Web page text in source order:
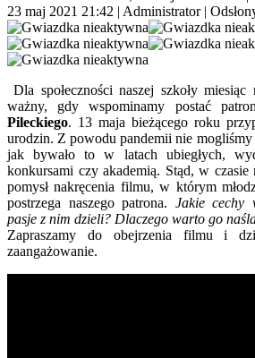
23 maj 2021 21:42 | Administrator|
Dla społeczności naszej szkoły
ważny, gdy wspominamy postać
Pileckiego. 13 maja bieżącego roku
urodzin. Z powodu pandemii nie
jak bywało to w latach ubiegłych,
konkursami czy akademią. Stąd, w czasie
pomysł nakręcenia filmu, w którym
postrzega naszego patrona. Jakie cechy
pasje z nim dzieli? Dlaczego warto go
Zapraszamy do obejrzenia filmu i
zaangażowanie.